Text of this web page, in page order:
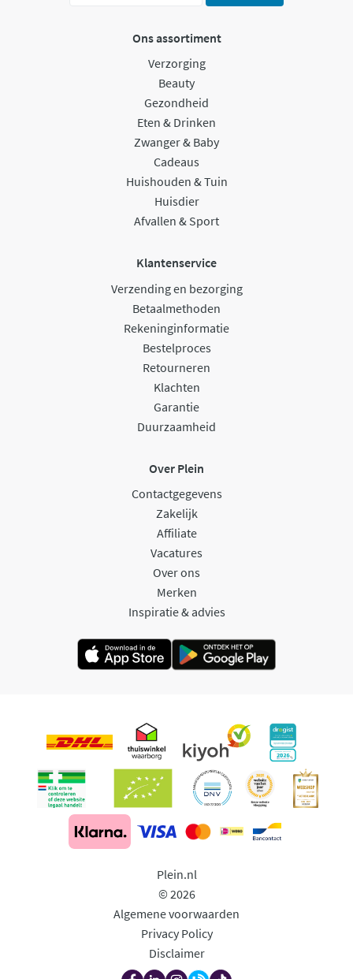
Ons assortiment
Verzorging
Beauty
Gezondheid
Eten & Drinken
Zwanger & Baby
Cadeaus
Huishouden & Tuin
Huisdier
Afvallen & Sport
Klantenservice
Verzending en bezorging
Betaalmethoden
Rekeninginformatie
Bestelproces
Retourneren
Klachten
Garantie
Duurzaamheid
Over Plein
Contactgegevens
Zakelijk
Affiliate
Vacatures
Over ons
Merken
Inspiratie & advies
Plein.nl
© 2026
Algemene voorwaarden
Privacy Policy
Disclaimer